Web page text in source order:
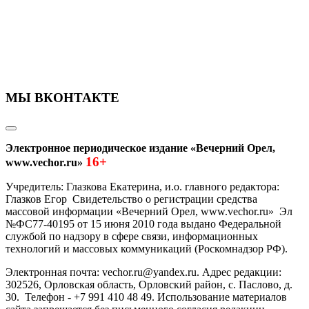
МЫ ВКОНТАКТЕ
Электронное периодическое издание «Вечерний Орел,
www.vechor.ru» 16+
Учредитель: Глазкова Екатерина, и.о. главного редактора:
Глазков Егор Свидетельство о регистрации средства
массовой информации «Вечерний Орел, www.vechor.ru» Эл
№ФС77-40195 от 15 июня 2010 года выдано Федеральной
службой по надзору в сфере связи, информационных
технологий и массовых коммуникаций (Роскомнадзор РФ).
Электронная почта: vechor.ru@yandex.ru. Адрес редакции:
302526, Орловская область, Орловский район, с. Паслово, д.
30. Телефон - +7 991 410 48 49. Использование материалов